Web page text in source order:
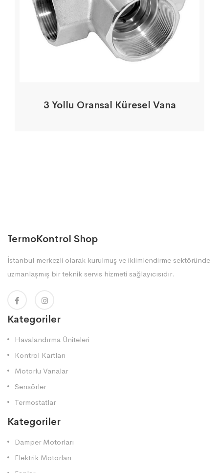
3 Yollu Oransal Küresel Vana
TermoKontrol Shop
İstanbul merkezli olarak kurulmuş ve iklimlendirme sektöründe
uzmanlaşmış bir teknik servis hizmeti sağlayıcısıdır.
Kategoriler
Havalandırma Üniteleri
Kontrol Kartları
Motorlu Vanalar
Sensörler
Termostatlar
Kategoriler
Damper Motorları
Elektrik Motorları